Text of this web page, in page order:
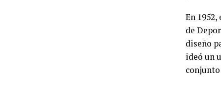
En
de
diseño
ideó un